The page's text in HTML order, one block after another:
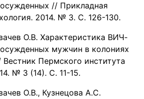
// Прикладная
2014. № 3. С. 126-130.
О.В. Характеристика ВИЧ-
мужчин в колониях
Пермского института
№ 3 (14). С. 11-15.
О.В., Кузнецова А.С.